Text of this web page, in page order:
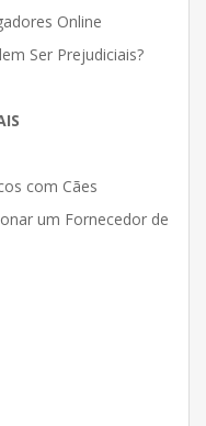
Online
Ser Prejudiciais?
com Cães
um Fornecedor de